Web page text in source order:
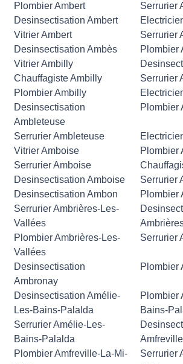
Plombier Ambert
Serrurier
Desinsectisation Ambert
Vitrier Ambert
Serrurier
Desinsectisation Ambès
Plombier
Vitrier Ambilly
Chauffagiste Ambilly
Serrurier
Plombier Ambilly
Desinsectisation
Ambleteuse
Plombier
Serrurier Ambleteuse
Vitrier Amboise
Plombier
Serrurier Amboise
Desinsectisation Amboise
Serrurier
Desinsectisation Ambon
Plombier
Serrurier Ambrières-Les-
Vallées
Plombier Ambrières-Les-
Vallées
Serrurier
Desinsectisation
Ambronay
Plombier
Desinsectisation Amélie-
Les-Bains-Palalda
Plombier
Bains-
Serrurier Amélie-Les-
Bains-Palalda
Plombier Amfreville-La-Mi-
Serrurier